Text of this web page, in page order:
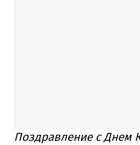
Поздравление с Днем